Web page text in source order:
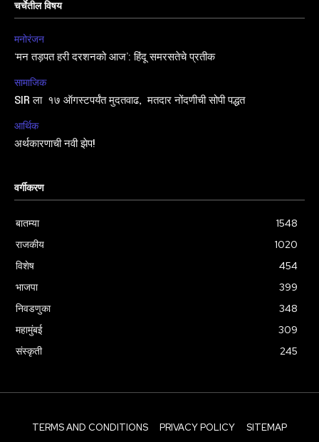
चर्चेतील विषय
मनोरंजन
‘मन तड़पत हरी दरशनको आज’: हिंदू समरसतेचे प्रतीक
सामाजिक
SIR ला १७ ऑगस्टपर्यंत मुदतवाढ, मतदार नोंदणीची सोपी पद्धत
आर्थिक
अर्थकारणाची नवी झेप!
वर्गीकरण
बातम्या
1548
राजकीय
1020
विशेष
454
भाजपा
399
निवडणुका
348
महामुंबई
309
संस्कृती
245
TERMS AND CONDITIONS PRIVACY POLICY SITEMAP